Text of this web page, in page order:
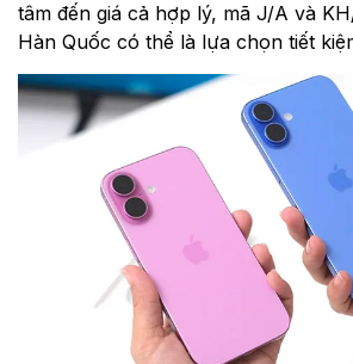
tâm đến giá cả hợp lý, mã J/A và
Hàn Quốc có thể là lựa chọn tiết